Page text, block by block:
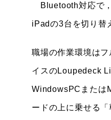
Bluetooth対応で，
iPadの3台を切り替
職場の作業環境は
イスのLoupedeck
WindowsPCまたは
ードの上に乗せる